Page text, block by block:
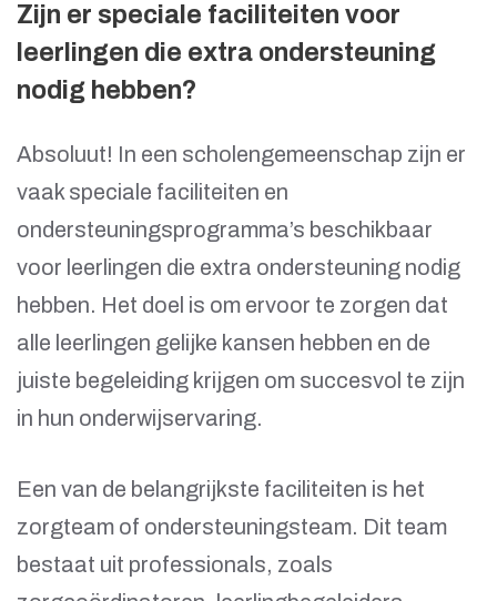
Zijn er speciale faciliteiten voor
leerlingen die extra ondersteuning
nodig hebben?
Absoluut! In een scholengemeenschap zijn er
vaak speciale faciliteiten en
ondersteuningsprogramma’s beschikbaar
voor leerlingen die extra ondersteuning nodig
hebben. Het doel is om ervoor te zorgen dat
alle leerlingen gelijke kansen hebben en de
juiste begeleiding krijgen om succesvol te zijn
in hun onderwijservaring.
Een van de belangrijkste faciliteiten is het
zorgteam of ondersteuningsteam. Dit team
bestaat uit professionals, zoals